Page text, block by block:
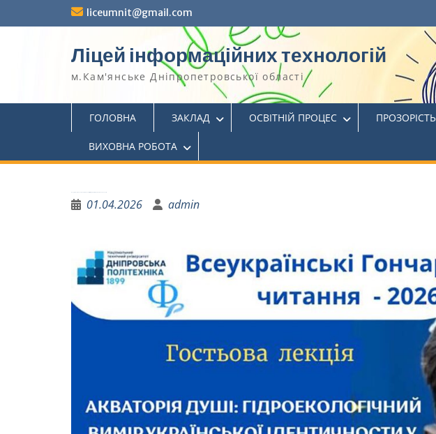
liceumnit@gmail.com
Ліцей інформаційних технологій
м.Кам'янське Дніпропетровської області
ГОЛОВНА ЗАКЛАД ОСВІТНІЙ ПРОЦЕС ПРОЗОРІСТЬ
ВИХОВНА РОБОТА
01.04.2026 admin